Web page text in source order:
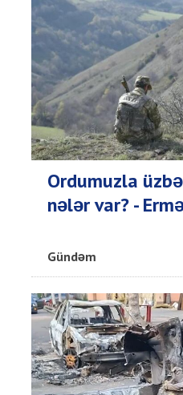
Ordumuzla
nələr var? -
Gündəm